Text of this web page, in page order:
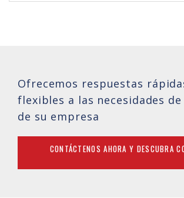
Ofrecemos respuestas
flexibles a las necesidades
de su empresa
CONTÁCTENOS AHORA Y DESCUBRA